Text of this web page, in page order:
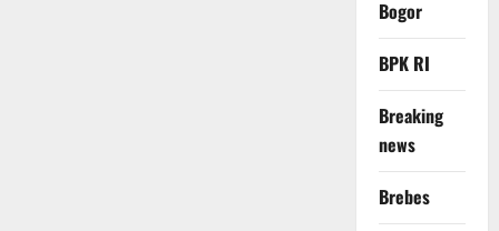
Bogor
BPK RI
Breaking
news
Brebes